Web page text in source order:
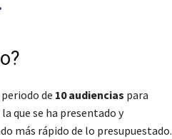
de 10 audiencias para
que se ha presentado y
más rápido de lo presupuestado.